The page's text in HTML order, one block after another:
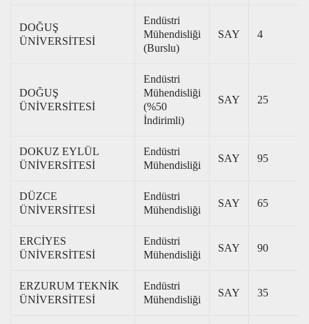
DOĞUŞ
ÜNİVERSİTESİ
Endüstri
Mühendisliği
(Burslu)
SAY 4
DOĞUŞ
ÜNİVERSİTESİ
Endüstri
Mühendisliği
(%50
İndirimli)
SAY 25
DOKUZ EYLÜL
ÜNİVERSİTESİ
Endüstri
Mühendisliği
SAY 95
DÜZCE
ÜNİVERSİTESİ
Endüstri
Mühendisliği
SAY 65
ERCİYES
ÜNİVERSİTESİ
Endüstri
Mühendisliği
SAY 90
ERZURUM TEKNİK
ÜNİVERSİTESİ
Endüstri
Mühendisliği
SAY 35